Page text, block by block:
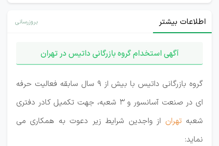
اطلاعات بیشتر بروزرسانی
آگهی استخدام گروه بازرگانی داتیس در تهران
گروه بازرگانی داتیس با بیش از 9 سال سابقه فعالیت حرفه
ای در صنعت آسانسور و 3 شعبه، جهت تکمیل کادر دفتری
شعبه تهران از واجدین شرایط زیر دعوت به همکاری می
نماید: